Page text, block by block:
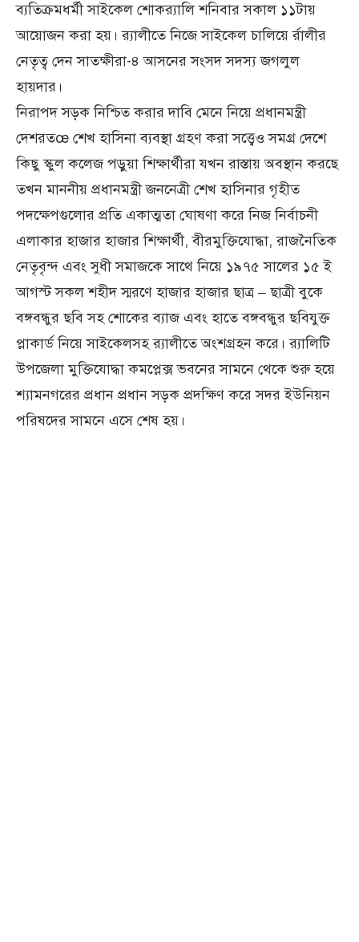
ব্যতিক্রমধর্মী সাইকেল শোকর‌্যালি শনিবার সকাল ১১টায়
আয়োজন করা হয়। র‌্যালীতে নিজে সাইকেল চালিয়ে র্রালীর
নেতৃত্ব দেন সাতক্ষীরা-৪ আসনের সংসদ সদস্য জগলুল
হায়দার।
নিরাপদ সড়ক নিশ্চিত করার দাবি মেনে নিয়ে প্রধানমন্ত্রী
দেশরতœ শেখ হাসিনা ব্যবস্থা গ্রহণ করা সত্ত্বেও সমগ্র দেশে
কিছু স্কুল কলেজ পড়ুয়া শিক্ষার্থীরা যখন রাস্তায় অবস্থান করছে
তখন মাননীয় প্রধানমন্ত্রী জননেত্রী শেখ হাসিনার গৃহীত
পদক্ষেপগুলোর প্রতি একাত্মতা ঘোষণা করে নিজ নির্বাচনী
এলাকার হাজার হাজার শিক্ষার্থী, বীরমুক্তিযোদ্ধা, রাজনৈতিক
নেতৃবৃন্দ এবং সুধী সমাজকে সাথে নিয়ে ১৯৭৫ সালের ১৫ ই
আগস্ট সকল শহীদ স্মরণে হাজার হাজার ছাত্র – ছাত্রী বুকে
বঙ্গবন্ধুর ছবি সহ শোকের ব্যাজ এবং হাতে বঙ্গবন্ধুর ছবিযুক্ত
প্লাকার্ড নিয়ে সাইকেলসহ র‌্যালীতে অংশগ্রহন করে। র‌্যালিটি
উপজেলা মুক্তিযোদ্ধা কমপ্লেক্স ভবনের সামনে থেকে শুরু হয়ে
শ্যামনগরের প্রধান প্রধান সড়ক প্রদক্ষিণ করে সদর ইউনিয়ন
পরিষদের সামনে এসে শেষ হয়।